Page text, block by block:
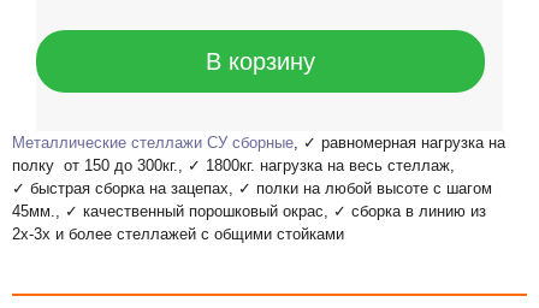
В корзину
Металлические стеллажи СУ сборные , ✓ равномерная нагрузка на
полку от 150 до 300кг., ✓ 1800кг. нагрузка на весь стеллаж,
✓ быстрая сборка на зацепах, ✓ полки на любой высоте с шагом
45мм., ✓ качественный порошковый окрас, ✓ сборка в линию из
2х-3х и более стеллажей с общими стойками